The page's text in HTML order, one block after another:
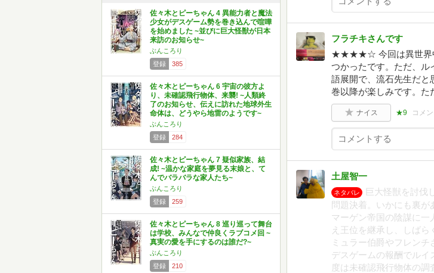
佐々木とピーちゃん 4 異能力者と魔法
少女がデスゲーム勢を巻き込んで喧嘩
を始めました ~並びに巨大怪獣が日本
来訪のお知らせ~
ぶんころり
登録
385
佐々木とピーちゃん 6 宇宙の彼方よ
り、未確認飛行物体、来襲! ~人類終
了のお知らせ、伝えに訪れた地球外生
命体は、どうやら地雷のようです~
ぶんころり
登録
284
佐々木とピーちゃん 7 疑似家族、結
成! ~温かな家庭を夢見る末娘と、て
んでバラバラな家人たち~
ぶんころり
登録
259
佐々木とピーちゃん 8 巡り巡って舞台
は学校、みんなで仲良くラブコメ回 ~
真実の愛を手にするのは誰だ?~
ぶんころり
登録
210
フラチキさんです
★★★★☆ 今回は異世界中
つかったです。ただ、ル
語展開で、流石先生だと
巻以降が楽しみです。た
ナイス ★9 コメ
土屋智一
ネタバレ
巨大怪獣を討伐
問題決着。いかにも裏
マーゲン帝国の陰謀に一
え王位を継承し、しば
ミュラー伯爵やフレン
デスゲームの報酬でル
度は未確認飛行物体の調